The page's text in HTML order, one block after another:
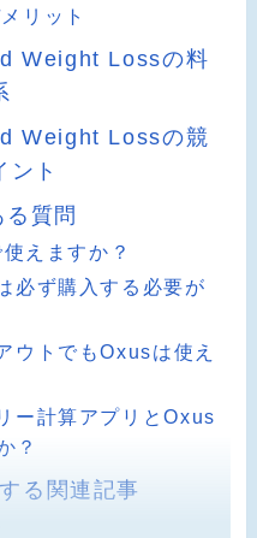
リット
Weight Lossの料
Weight Lossの競
ント
質問
えますか？
必ず購入する必要が
ウトでもOxusは使え
ー計算アプリとOxus
？
る関連記事